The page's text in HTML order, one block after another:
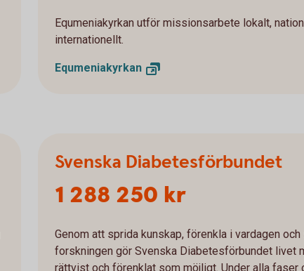
Equmeniakyrkan utför missionsarbete lokalt,
internationellt.
Equmeniakyrkan
Svenska Diabetesförbundet
1 288 250 kr
Genom att sprida kunskap, förenkla i vardagen
forskningen gör Svenska Diabetesförbundet livet
rättvist och förenklat som möjligt. Under alla faser